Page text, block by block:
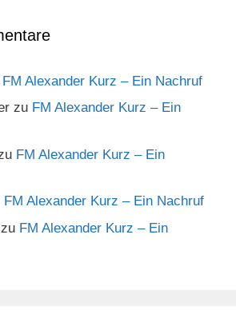
FM Alexander Kurz – Ein Nachruf
zu FM Alexander Kurz – Ein
FM Alexander Kurz – Ein
FM Alexander Kurz – Ein Nachruf
zu FM Alexander Kurz – Ein